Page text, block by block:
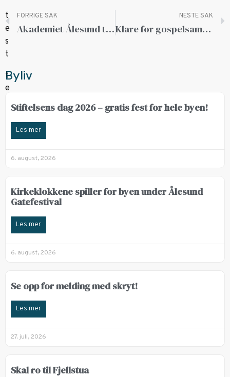
FORRIGE SAK
Akademiet Ålesund topper med trivsel
NESTE SAK
Klare for gospelsamling og konsert
Byliv
Stiftelsens dag 2026 – gratis fest for hele byen!
Les mer
6. august, 2026
Kirkeklokkene spiller for byen under Ålesund
Gatefestival
Les mer
6. august, 2026
Se opp for melding med skryt!
Les mer
27. juli, 2026
Skal ro til Fjellstua